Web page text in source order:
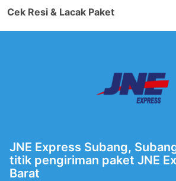
Cek Resi & Lacak Paket
JNE Express Subang,
titik pengiriman paket JNE
Barat